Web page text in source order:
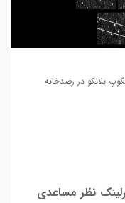
بلانکو در رصدخانه
نظر مساعدی